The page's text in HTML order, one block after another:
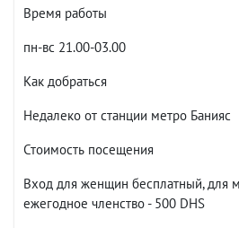
Время работы
пн-вс 21.00-03.00
Как добраться
Недалеко от станции метро Банияс
Стоимость посещения
Вход для женщин бесплатный, для
ежегодное членство - 500 DHS